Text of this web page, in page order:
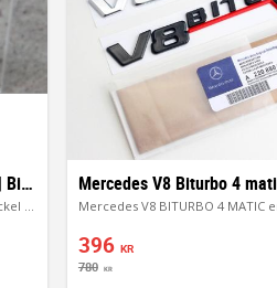
Mercedes Nyckelskal & Larmdosa | Bilnyckel
Mercedes Nyckelskal & Larmdosa | Bilnyckel Flera Modeller
396 KR
780 KR